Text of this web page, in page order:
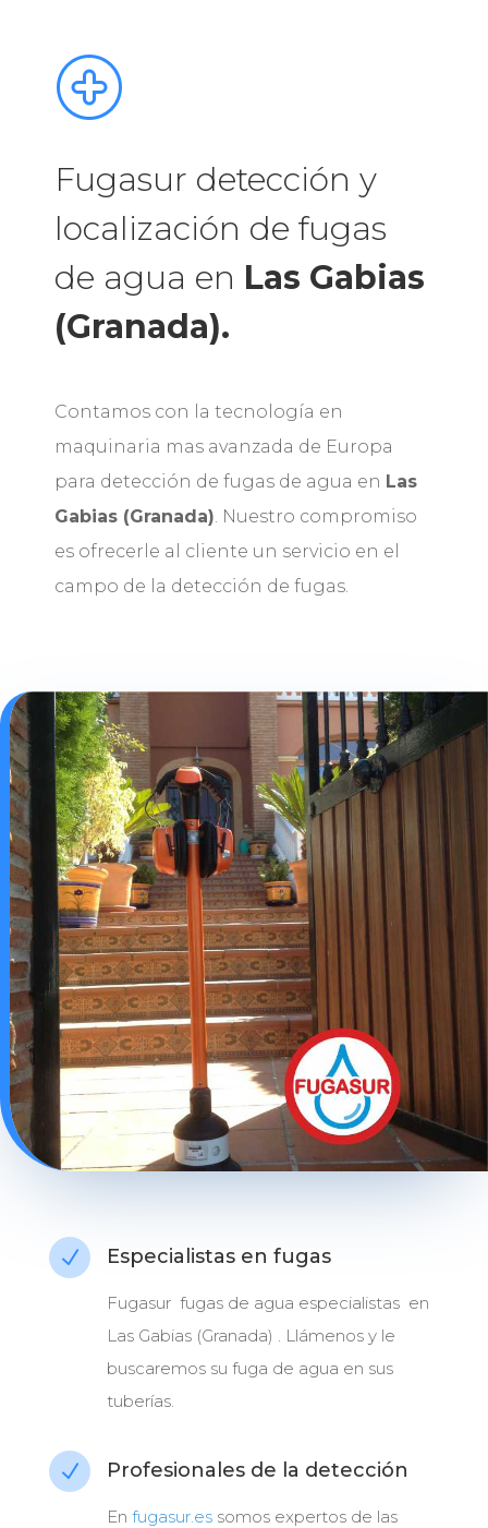
Fugasur detección y
localización de fugas
de agua en Las Gabias
(Granada).
Contamos con la tecnología en
maquinaria mas avanzada de Europa
para detección de fugas de agua en Las
Gabias (Granada). Nuestro compromiso
es ofrecerle al cliente un servicio en el
campo de la detección de fugas.
N Especialistas en fugas
Fugasur fugas de agua especialistas en
Las Gabias (Granada) . Llámenos y le
buscaremos su fuga de agua en sus
tuberías.
N Profesionales de la detección
En fugasur.essomos expertos de las